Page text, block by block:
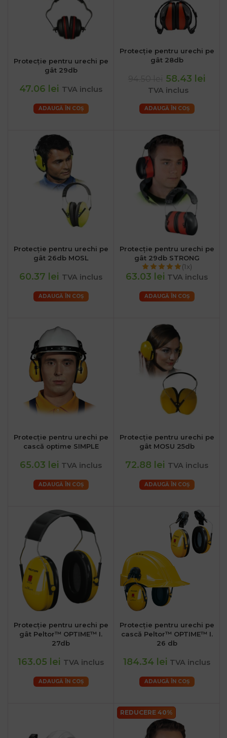
Protecție pentru urechi pe
gât 29db
47.06 lei TVA inclus
ADAUGĂ ÎN COȘ
Protecție pentru urechi pe
gât 28db
58.43 lei
TVA inclus
ADAUGĂ ÎN COȘ
Protecție pentru urechi pe
gât 26db MOSL
60.37 lei TVA inclus
ADAUGĂ ÎN COȘ
Protecție pentru urechi pe
gât 29db STRONG
(1x)
63.03 lei TVA inclus
ADAUGĂ ÎN COȘ
Protecție pentru urechi pe
cască optime SIMPLE
65.03 lei TVA inclus
ADAUGĂ ÎN COȘ
Protecție pentru urechi pe
gât MOSU 25db
72.88 lei TVA inclus
ADAUGĂ ÎN COȘ
Protecție pentru urechi pe
gât Peltor™ OPTIME™ I.
27db
163.05 lei TVA inclus
ADAUGĂ ÎN COȘ
Protecție pentru urechi pe
cască Peltor™ OPTIME™ I.
26 db
184.34 lei TVA inclus
ADAUGĂ ÎN COȘ
REDUCERE 40%